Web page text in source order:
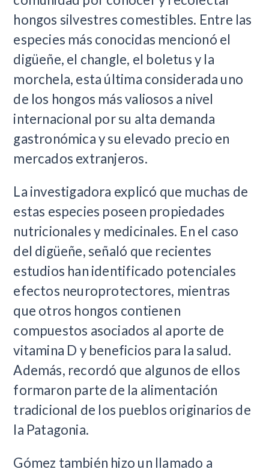
hongos silvestres comestibles. Entre las
especies más conocidas mencionó el
digüeñe, el changle, el boletus y la
morchela, esta última considerada uno
de los hongos más valiosos a nivel
internacional por su alta demanda
gastronómica y su elevado precio en
mercados extranjeros.
La investigadora explicó que muchas de
estas especies poseen propiedades
nutricionales y medicinales. En el caso
del digüeñe, señaló que recientes
estudios han identificado potenciales
efectos neuroprotectores, mientras
que otros hongos contienen
compuestos asociados al aporte de
vitamina D y beneficios para la salud.
Además, recordó que algunos de ellos
formaron parte de la alimentación
tradicional de los pueblos originarios de
la Patagonia.
Gómez también hizo un llamado a